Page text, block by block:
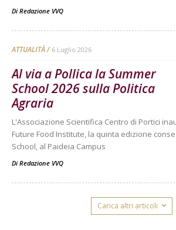
Di Redazione VVQ
ATTUALITÀ 6 Luglio 2026
Al via a Pollica la Summer
School 2026 sulla Politica
Agraria
L'Associazione Scientifica Centro di Portici
Future Food Institute, la quinta edizione
School, al Paideia Campus
Di Redazione VVQ
Carica altri articoli